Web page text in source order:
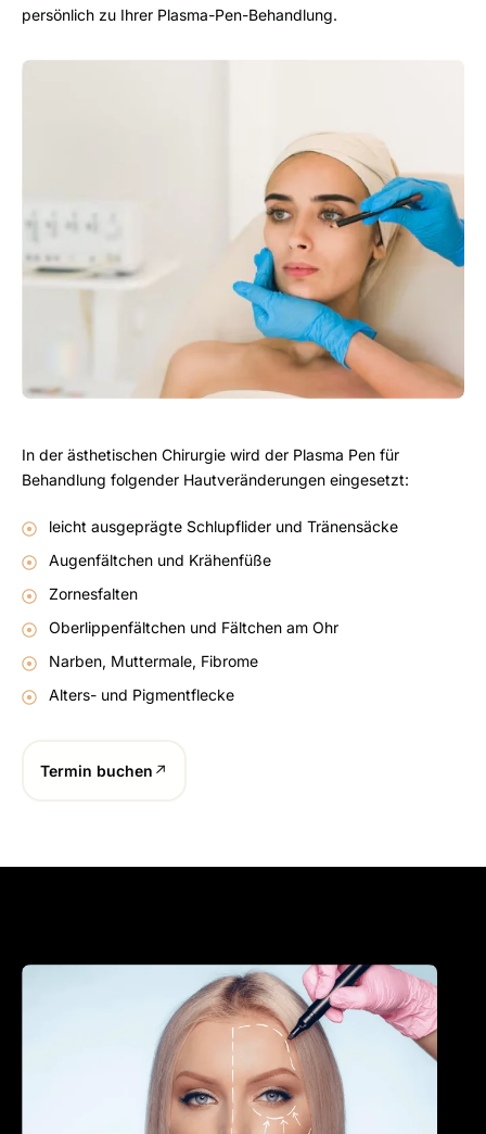
persönlich zu Ihrer Plasma-Pen-Behandlung.
In der ästhetischen Chirurgie wird der Plasma Pen für
Behandlung folgender Hautveränderungen eingesetzt:
leicht ausgeprägte Schlupflider und Tränensäcke
Augenfältchen und Krähenfüße
Zornesfalten
Oberlippenfältchen und Fältchen am Ohr
Narben, Muttermale, Fibrome
Alters- und Pigmentflecke
Termin buchen